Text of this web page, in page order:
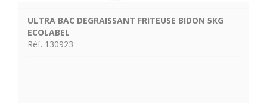
ULTRA BAC DEGRAISSANT FRITEUSE BIDON 5KG
ECOLABEL
Réf. 130923